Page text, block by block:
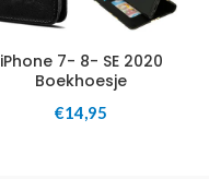
iPhone 7- 8- SE 2020
Boekhoesje
€14,95